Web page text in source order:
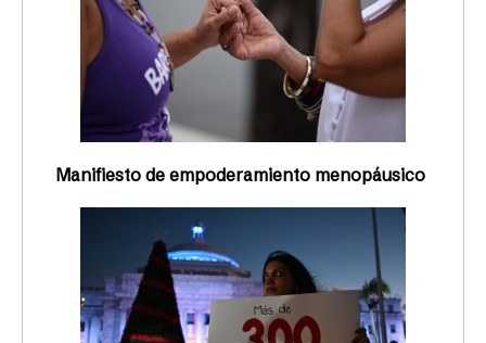
Manifiesto de empoderamiento menopáusico